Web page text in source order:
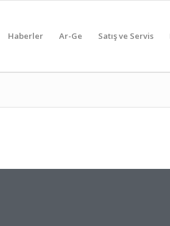
Haberler Ar-Ge Satış ve Servis